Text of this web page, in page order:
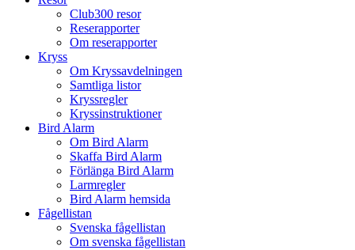
Club300 resor
Reserapporter
Om reserapporter
Kryss
Om Kryssavdelningen
Samtliga listor
Kryssregler
Kryssinstruktioner
Bird Alarm
Om Bird Alarm
Skaffa Bird Alarm
Förlänga Bird Alarm
Larmregler
Bird Alarm hemsida
Fågellistan
Svenska fågellistan
Om svenska fågellistan